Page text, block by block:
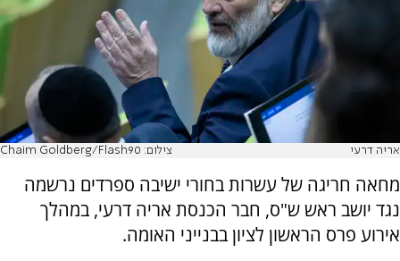
אריה דרעי צילום: Chaim Goldberg/Flash90
מחאה חריגה של עשרות בחורי ישיבה ספרדים נרשמה
נגד יושב ראש ש"ס, חבר הכנסת אריה דרעי, במהלך
אירוע פרס הראשון לציון בבנייני האומה.